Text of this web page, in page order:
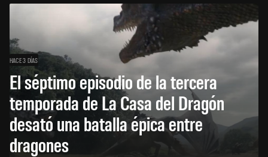
HACE 3 DÍAS
El séptimo episodio de la tercera
temporada de La Casa del Dragón
desató una batalla épica entre
dragones